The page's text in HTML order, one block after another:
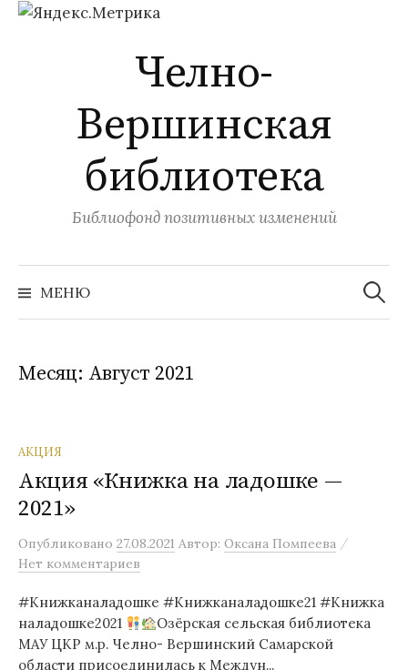
Челно-
Вершинская
библиотека
Библиофонд позитивных изменений
МЕНЮ
Найти:
Месяц: Август 2021
АКЦИЯ
Акция «Книжка на ладошке —
2021»
Опубликовано 27.08.2021 Автор: Оксана Помпеева /
Нет комментариев
#Книжканаладошке #Книжканаладошке21 #Книжка
наладошке2021
Озёрская сельская библиотека
МАУ ЦКР м.р. Челно- Вершинский Самарской
области присоединилась к Междун...